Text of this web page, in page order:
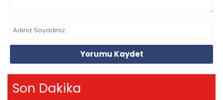
Yorumu Kaydet
Son Dakika